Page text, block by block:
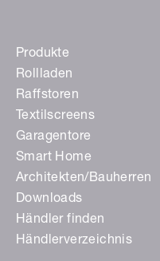
Produkte
Rollladen
Raffstoren
Textilscreens
Garagentore
Smart Home
Architekten/Bauherren
Downloads
Händler finden
Händlerverzeichnis